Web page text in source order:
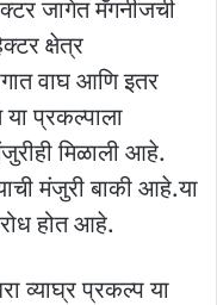
जागेत मॅंगनीजची
क्षेत्र
वाघ आणि इतर
या प्रकल्पाला
मिळाली आहे.
मंजुरी बाकी आहे.या
होत आहे.
व्याघ्र प्रकल्प या